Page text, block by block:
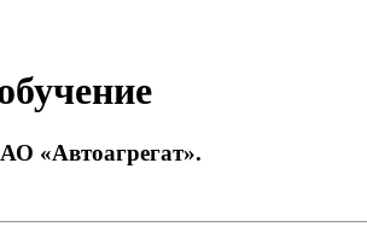
«Автоагрегат».